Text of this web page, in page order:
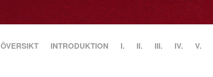
ÖVERSIKT INTRODUKTION I. II. III. IV. V.